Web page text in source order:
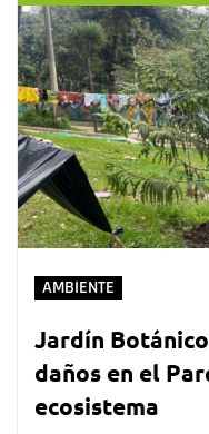
AMBIENTE
Jardín
daños en el
ecosistema